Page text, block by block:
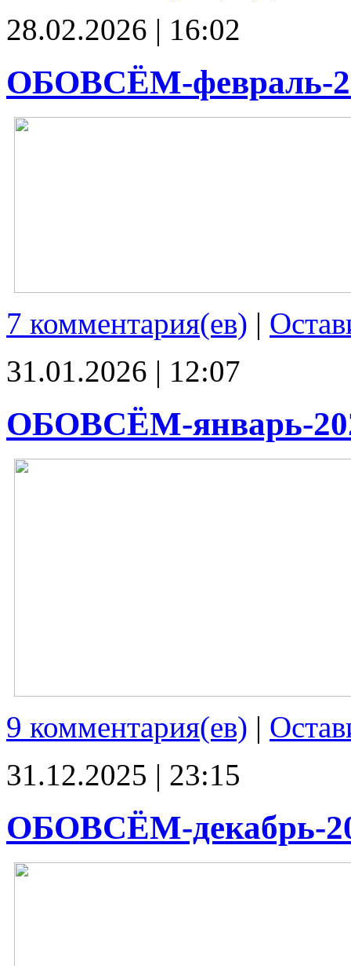
28.02.2026 | 16:02
ОБОВСЁМ-февраль-
7 комментария(ев) |
31.01.2026 | 12:07
ОБОВСЁМ-январь-
9 комментария(ев) |
31.12.2025 | 23:15
ОБОВСЁМ-декабрь-